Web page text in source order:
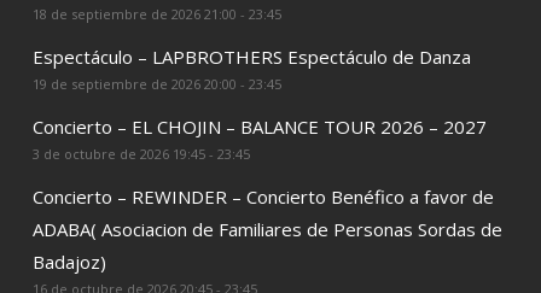
18 de septiembre de 2026 21:00 - 23:45
Espectáculo – LAPBROTHERS Espectáculo de Danza
19 de septiembre de 2026 20:00 - 23:45
Concierto – EL CHOJIN – BALANCE TOUR 2026 – 2027
3 de octubre de 2026 19:45 - 23:45
Concierto – REWINDER – Concierto Benéfico a favor de
ADABA( Asociacion de Familiares de Personas Sordas de
Badajoz)
16 de octubre de 2026 20:45 - 23:45